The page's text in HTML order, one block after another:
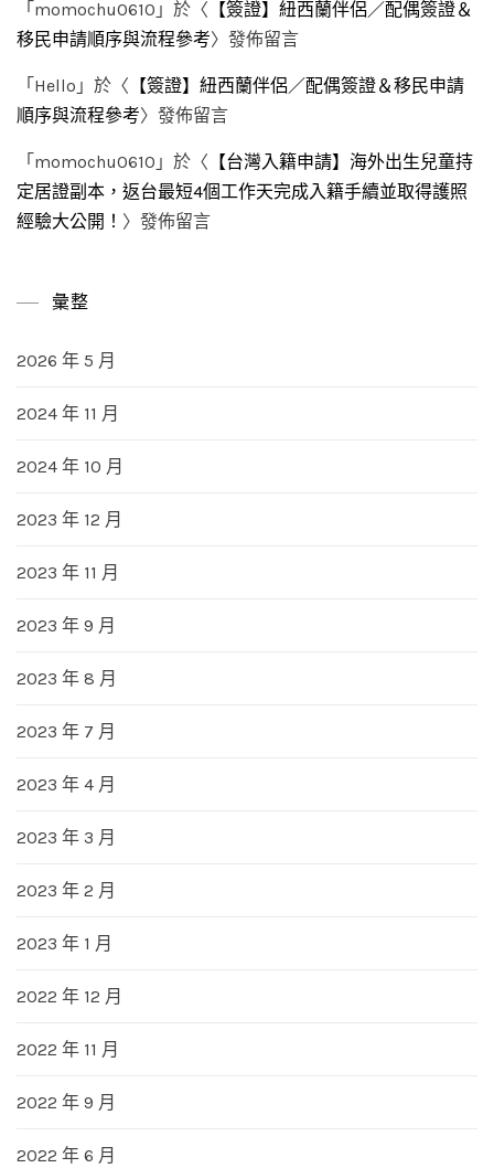
「 momochu0610 」於〈 【簽證】紐西蘭伴侶／配偶簽證＆
移民申請順序與流程參考〉發佈留言
「 Hello 」於〈 【簽證】紐西蘭伴侶／配偶簽證＆移民申請
順序與流程參考〉發佈留言
「 momochu0610 」於〈 【台灣入籍申請】海外出生兒童持
定居證副本，返台最短4個工作天完成入籍手續並取得護照
經驗大公開！ 〉發佈留言
彙整
2026 年 5 月
2024 年 11 月
2024 年 10 月
2023 年 12 月
2023 年 11 月
2023 年 9 月
2023 年 8 月
2023 年 7 月
2023 年 4 月
2023 年 3 月
2023 年 2 月
2023 年 1 月
2022 年 12 月
2022 年 11 月
2022 年 9 月
2022 年 6 月